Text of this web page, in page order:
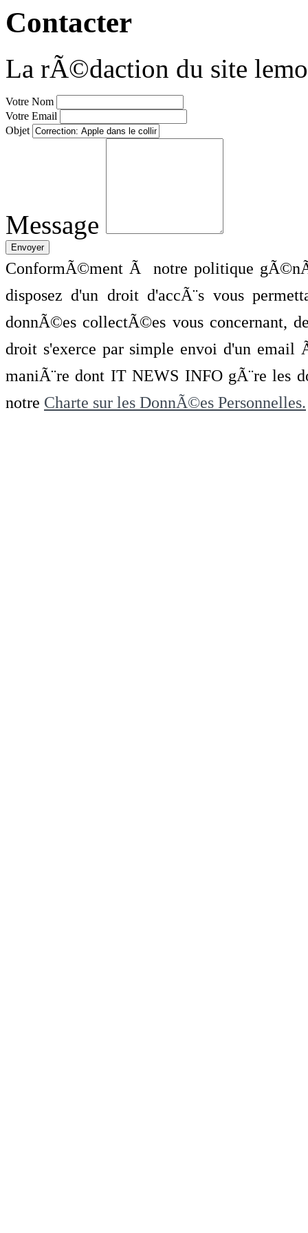
Contacter
La rÃ©daction du site
Votre Nom
Votre Email
Objet
Message
ConformÃ©ment Ã notre politique
disposez d'un droit d'accÃ¨s vous
donnÃ©es collectÃ©es vous concernant,
droit s'exerce par simple envoi d'un
maniÃ¨re dont IT NEWS INFO gÃ¨re les
notre Charte sur les DonnÃ©es Personnelles.